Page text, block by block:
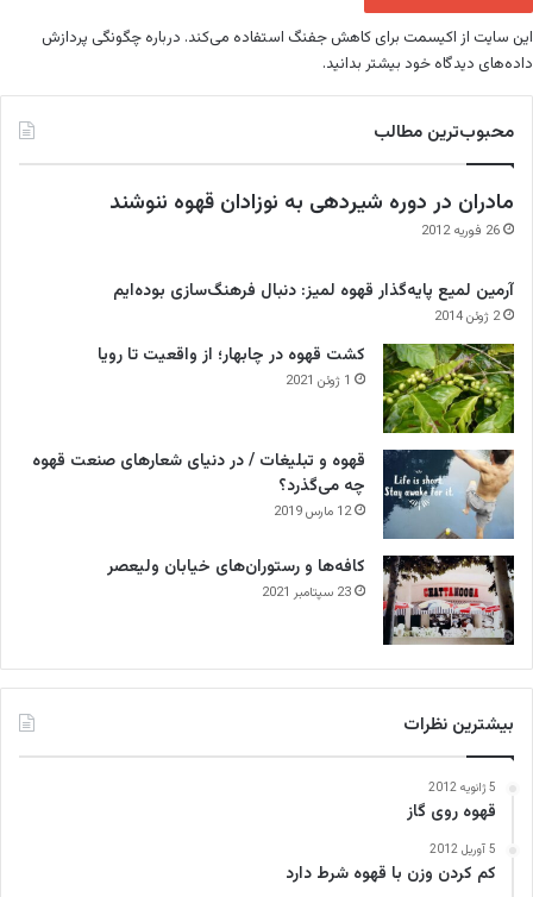
این سایت از اکیسمت برای کاهش جفنگ استفاده می‌کند. درباره چگونگی پردازش
داده‌های دیدگاه خود بیشتر بدانید.
محبوب‌ترین مطالب
مادران در دوره شیردهی به نوزادان قهوه ننوشند
26 فوریه 2012
آرمین لمیع پایه‌گذار قهوه لمیز: دنبال فرهنگ‌سازی بوده‌ایم
2 ژوئن 2014
کشت قهوه در چابهار؛ از واقعیت تا رویا
1 ژوئن 2021
قهوه و تبلیغات / در دنیای شعارهای صنعت قهوه
چه می‌گذرد؟
12 مارس 2019
کافه‌ها و رستوران‌های خیابان ولیعصر
23 سپتامبر 2021
بیشترین نظرات
5 ژانویه 2012
قهوه روی گاز
5 آوریل 2012
کم کردن وزن با قهوه شرط دارد